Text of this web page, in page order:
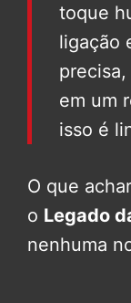
toque
ligação
em um
isso é
O que
o Legado
nenhuma